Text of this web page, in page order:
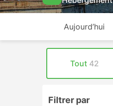
Aujourd’hui
Tout 42
Filtrer par